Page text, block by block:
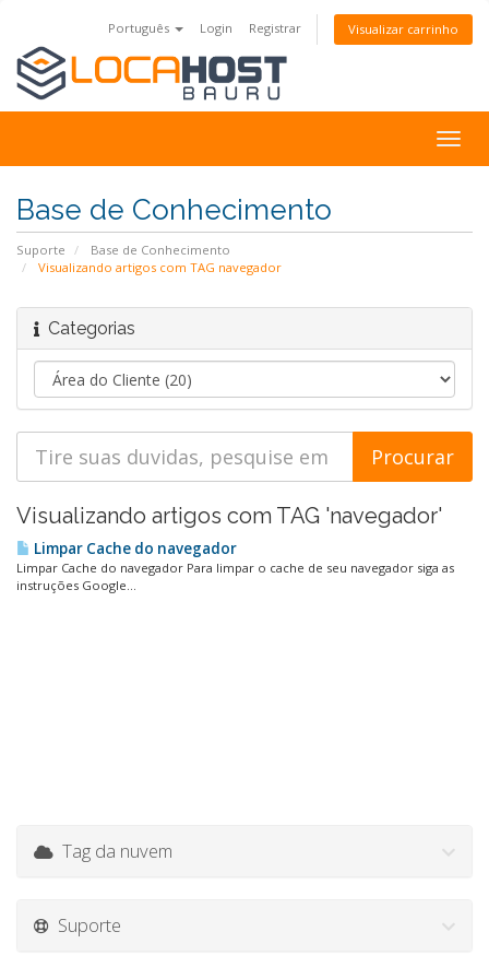
Português Login Registrar Visualizar carrinho
Base de Conhecimento
Suporte
Base de Conhecimento
Visualizando artigos com TAG navegador
Categorias
Visualizando artigos com TAG 'navegador'
Limpar Cache do navegador
Limpar Cache do navegador Para limpar o cache de seu navegador siga as
instruções Google...
Tag da nuvem
Suporte